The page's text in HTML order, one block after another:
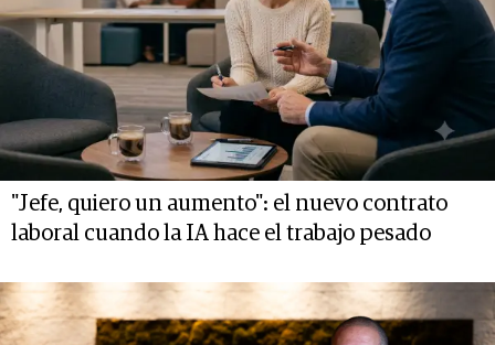
"Jefe, quiero un aumento": el nuevo contrato
laboral cuando la IA hace el trabajo pesado